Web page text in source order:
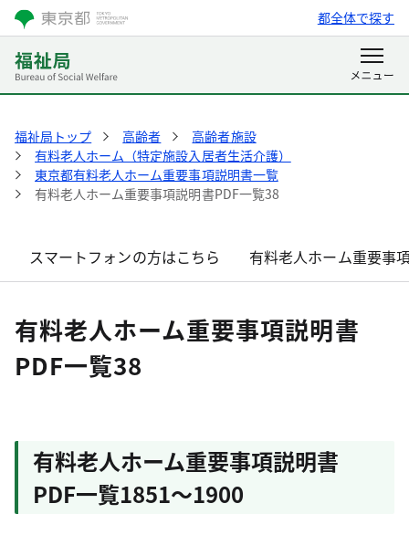
都全体で探す
福祉局トップ 高齢者
高齢者施設
有料老人ホーム（特定施設入居者生活介護）
東京都有料老人ホーム重要事項説明書一覧
有料老人ホーム重要事項説明書PDF一覧38
スマートフォンの方はこちら 有料老人ホーム重要事
有料老人ホーム重要事項説明書
PDF一覧38
有料老人ホーム重要事項説明書
PDF一覧1851～1900